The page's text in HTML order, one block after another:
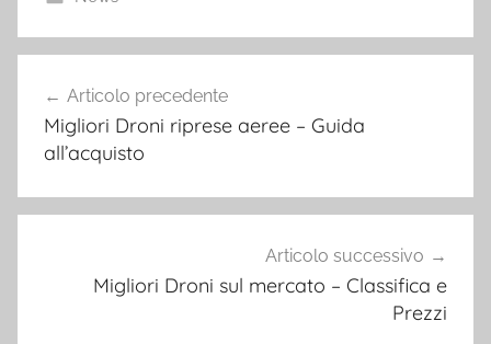
articoli
Articolo precedente
Migliori Droni riprese aeree – Guida
all’acquisto
Articolo successivo
Migliori Droni sul mercato – Classifica e
Prezzi